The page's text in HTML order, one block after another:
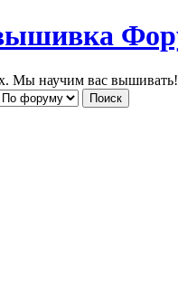
Мы научим вас вышивать!